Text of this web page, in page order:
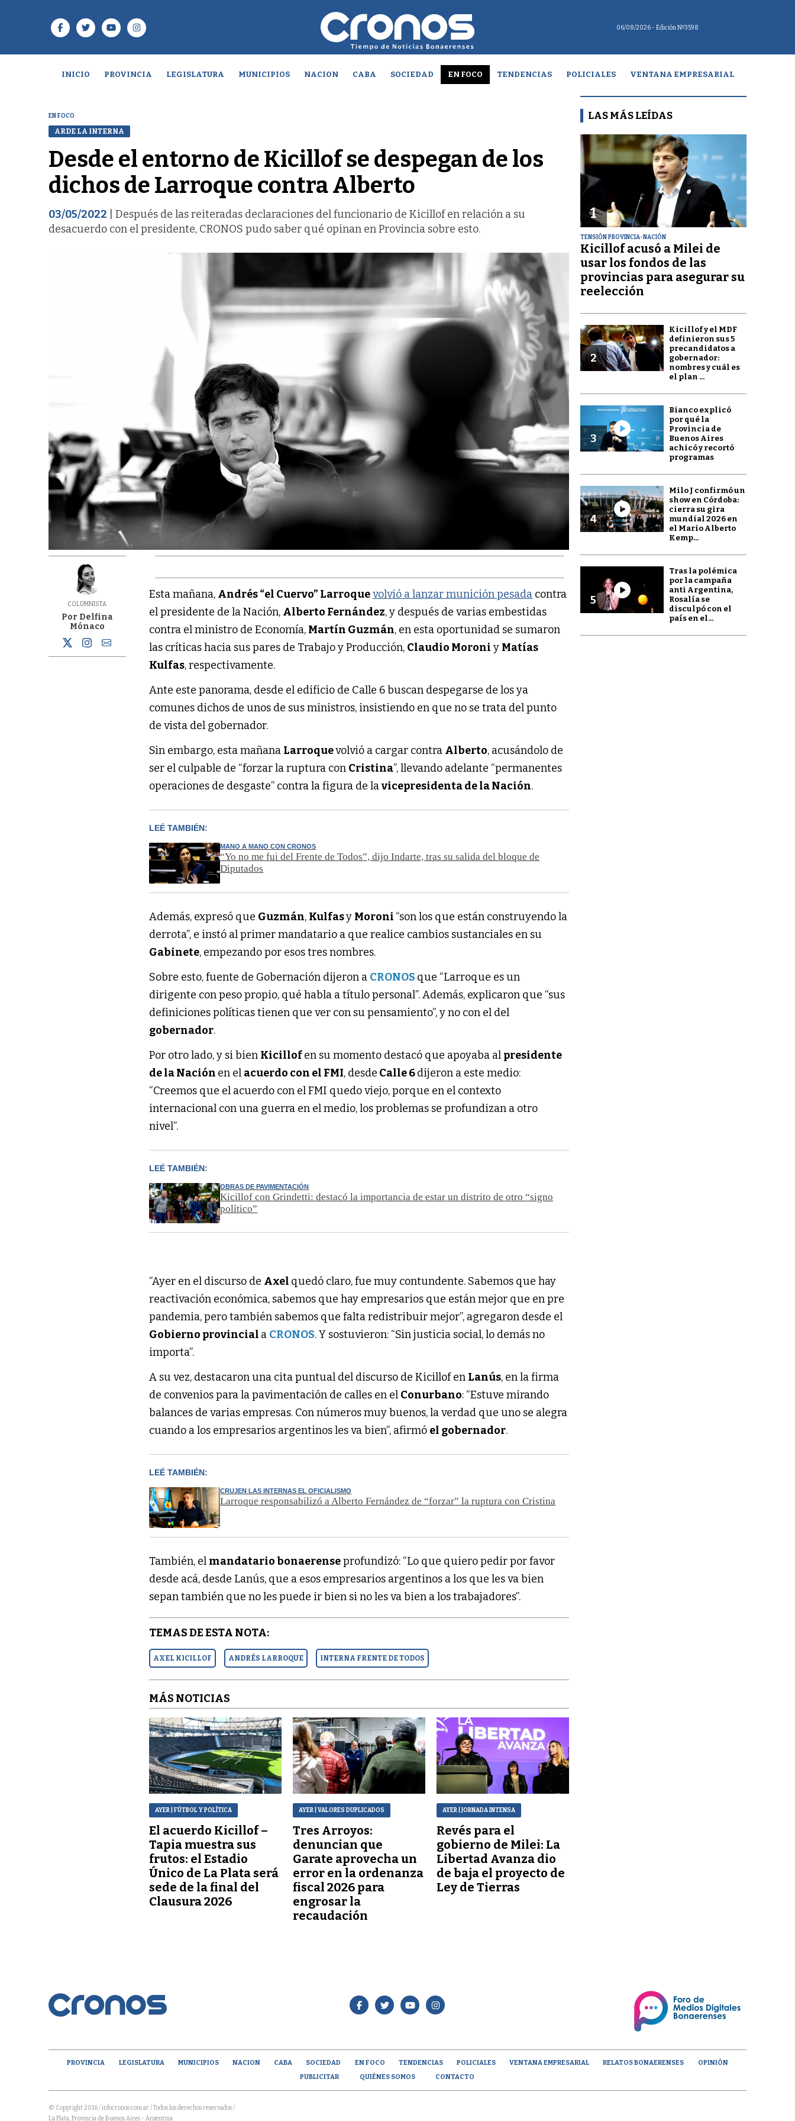
06/08/2026 - Edición Nº3598
INICIO PROVINCIA LEGISLATURA MUNICIPIOS NACION CABA SOCIEDAD EN FOCO TENDENCIAS POLICIALES VENTANA EMPRESARIAL
EN FOCO
ARDE LA INTERNA
Desde el entorno de Kicillof se despegan de los
dichos de Larroque contra Alberto
03/05/2022 | Después de las reiteradas declaraciones del funcionario de Kicillof en relación a su
desacuerdo con el presidente, CRONOS pudo saber qué opinan en Provincia sobre esto.
COLUMNISTA
Por Delfina
Mónaco
Esta mañana, Andrés “el Cuervo” Larroquevolvió a lanzar munición pesada contra
el presidente de la Nación, Alberto Fernández, y después de varias embestidas
contra el ministro de Economía, Martín Guzmán, en esta oportunidad se sumaron
las críticas hacia sus pares de Trabajo y Producción, Claudio Moroni y Matías
Kulfas, respectivamente.
Ante este panorama, desde el edificio de Calle 6 buscan despegarse de los ya
comunes dichos de unos de sus ministros, insistiendo en que no se trata del punto
de vista del gobernador.
Sin embargo, esta mañana Larroquevolvió a cargar contra Alberto, acusándolo de
ser el culpable de “forzar la ruptura con Cristina”, llevando adelante “permanentes
operaciones de desgaste” contra la figura de lavicepresidenta de la Nación.
LEÉ TAMBIÉN:
MANO A MANO CON CRONOS
“Yo no me fui del Frente de Todos”, dijo Indarte, tras su salida del bloque de
Diputados
Además, expresó que Guzmán, Kulfasy Moroni “son los que están construyendo la
derrota”, e instó al primer mandatario a que realice cambios sustanciales en su
Gabinete, empezando por esos tres nombres.
Sobre esto, fuente de Gobernación dijeron a CRONOS que “Larroque es un
dirigente con peso propio, qué habla a título personal”. Además, explicaron que “sus
definiciones políticas tienen que ver con su pensamiento”, y no con el del
gobernador.
Por otro lado, y si bien Kicillofen su momento destacó que apoyaba al presidente
de la Nación en el acuerdo con el FMI, desde Calle 6dijeron a este medio:
“Creemos que el acuerdo con el FMI quedo viejo, porque en el contexto
internacional con una guerra en el medio, los problemas se profundizan a otro
nivel”.
LEÉ TAMBIÉN:
OBRAS DE PAVIMENTACIÓN
Kicillof con Grindetti: destacó la importancia de estar un distrito de otro “signo
político”
“Ayer en el discurso de Axel quedó claro, fue muy contundente. Sabemos que hay
reactivación económica, sabemos que hay empresarios que están mejor que en pre
pandemia, pero también sabemos que falta redistribuir mejor”, agregaron desde el
Gobierno provincial a CRONOS. Y sostuvieron: “Sin justicia social, lo demás no
importa”.
A su vez, destacaron una cita puntual del discurso de Kicillof en Lanús, en la firma
de convenios para la pavimentación de calles en el Conurbano: “Estuve mirando
balances de varias empresas. Con números muy buenos, la verdad que uno se alegra
cuando a los empresarios argentinos les va bien”, afirmó el gobernador.
LEÉ TAMBIÉN:
CRUJEN LAS INTERNAS EL OFICIALISMO
Larroque responsabilizó a Alberto Fernández de “forzar” la ruptura con Cristina
También, el mandatario bonaerenseprofundizó: “Lo que quiero pedir por favor
desde acá, desde Lanús, que a esos empresarios argentinos a los que les va bien
sepan también que no les puede ir bien si no les va bien a los trabajadores”.
TEMAS DE ESTA NOTA:
AXEL KICILLOF ANDRÉS LARROQUE INTERNA FRENTE DE TODOS
MÁS NOTICIAS
AYER | FÚTBOL Y POLÍTICA
El acuerdo Kicillof –
Tapia muestra sus
frutos: el Estadio
Único de La Plata será
sede de la final del
Clausura 2026
AYER | VALORES DUPLICADOS
Tres Arroyos:
denuncian que
Garate aprovecha un
error en la ordenanza
fiscal 2026 para
engrosar la
recaudación
AYER | JORNADA INTENSA
Revés para el
gobierno de Milei: La
Libertad Avanza dio
de baja el proyecto de
Ley de Tierras
LAS MÁS LEÍDAS
1
TENSIÓN PROVINCIA-NACIÓN
Kicillof acusó a Milei de
usar los fondos de las
provincias para asegurar su
reelección
2
Kicillof y el MDF
definieron sus 5
precandidatos a
gobernador:
nombres y cuál es
el plan ...
3
Bianco explicó
por qué la
Provincia de
Buenos Aires
achicó y recortó
programas
4
Milo J confirmó un
show en Córdoba:
cierra su gira
mundial 2026 en
el Mario Alberto
Kemp...
5
Tras la polémica
por la campaña
anti Argentina,
Rosalía se
disculpó con el
país en el...
PROVINCIA LEGISLATURA MUNICIPIOS NACION CABA SOCIEDAD EN FOCO TENDENCIAS POLICIALES VENTANA EMPRESARIAL RELATOS BONAERENSES
OPINIÓN
PUBLICITAR
QUIÉNES SOMOS CONTACTO
© Copyright 2016 / infocronos.com.ar / Todos los derechos reservados /
La Plata, Provincia de Buenos Aires - Argentina